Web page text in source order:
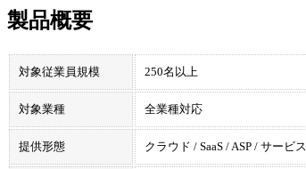
製品概要
対象従業員規模 250名以上
対象業種 全業種対応
提供形態 クラウド / SaaS / ASP / サービス